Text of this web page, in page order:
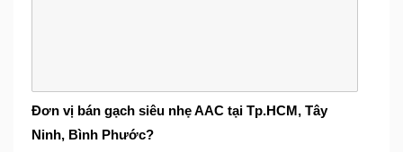
Đơn vị bán gạch siêu nhẹ AAC tại Tp.HCM, Tây
Ninh, Bình Phước?